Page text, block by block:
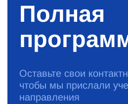
Полная
Оставьте свои
чтобы мы прислали
направления